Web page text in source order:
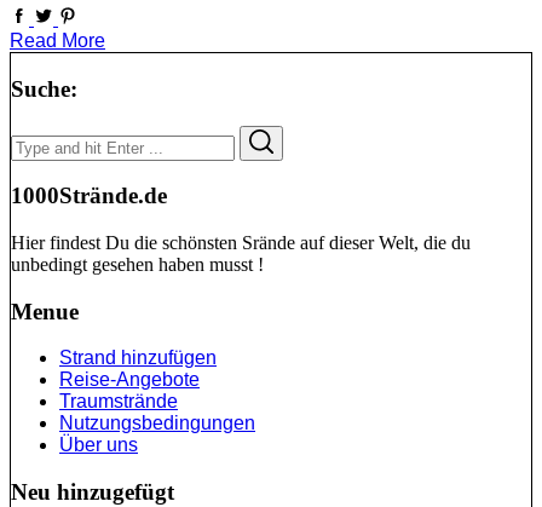
Read More
Suche:
Search
for:
1000Strände.de
Hier findest Du die schönsten Srände auf dieser Welt, die du
unbedingt gesehen haben musst !
Menue
Strand hinzufügen
Reise-Angebote
Traumstrände
Nutzungsbedingungen
Über uns
Neu hinzugefügt